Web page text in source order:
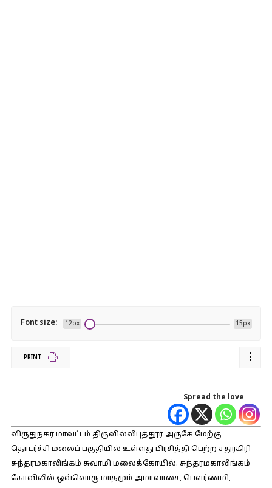
Font size: 12px 15px
PRINT
Spread the love
விருதுநகர் மாவட்டம் திருவில்லிபுத்தூர் அருகே மேற்கு
தொடர்ச்சி மலைப் பகுதியில் உள்ளது பிரசித்தி பெற்ற சதுரகிரி
சுந்தரமகாலிங்கம் சுவாமி மலைக்கோயில். சுந்தரமகாலிங்கம்
கோவிலில் ஒவ்வொரு மாதமும் அமாவாசை, பௌர்ணமி,